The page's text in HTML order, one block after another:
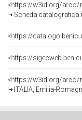
<https://w3id.org/arco/
Scheda catalografica
<https://
<https://
<https://w3id.org/arco/
ITALIA, Emilia-